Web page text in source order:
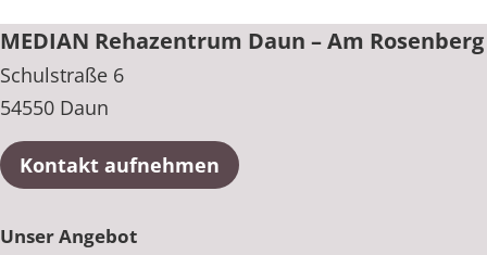
MEDIAN Rehazentrum Daun – Am Rosenberg
Schulstraße 6
54550 Daun
Kontakt aufnehmen
Unser Angebot